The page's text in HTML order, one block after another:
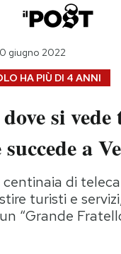
Auto
Moda
Storie/
Ok
Media
HA PIÙ DI 4 ANNI
giugno 2022
si
a
di
turisti e
“Grande